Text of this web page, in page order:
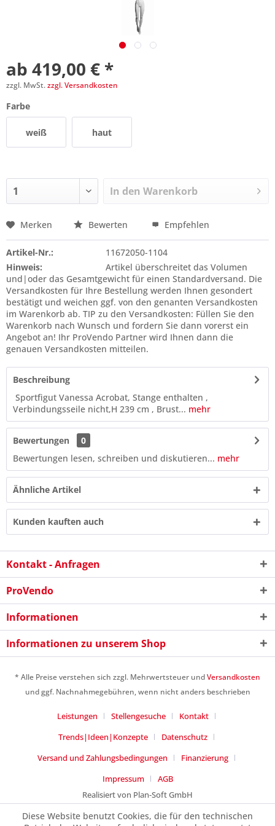
ab 419,00 € *
zzgl. MwSt.zzgl. Versandkosten
Farbe
weiß haut
In den Warenkorb
Preis anfragen
10 - 8 = ?
Ich habe die
verstanden und stimme zu. *
Mit * gekennzeichnete Felder sind Pflichtfelder.
Senden
Merken Bewerten Empfehlen
Artikel-Nr.:
11672050-1104
Hinweis:
Artikel überschreitet das Volumen
und|oder das Gesamtgewicht für einen Standardversand. Die
Versandkosten für Ihre Bestellung werden Ihnen gesondert
bestätigt und weichen ggf. von den genanten Versandkosten
im Warenkorb ab. TIP zu den Versandkosten: Füllen Sie den
Warenkorb nach Wunsch und fordern Sie dann vorerst ein
Angebot an! Ihr ProVendo Partner wird Ihnen dann die
genauen Versandkosten mitteilen.
Beschreibung
Sportfigut Vanessa Acrobat, Stange enthalten ,
Verbindungsseile nicht,H 239 cm , Brust... mehr
Bewertungen
0
Bewertungen lesen, schreiben und diskutieren... mehr
Ähnliche Artikel
Kunden kauften auch
Kontakt - Anfragen
ProVendo
Informationen
Informationen zu unserem Shop
* Alle Preise verstehen sich zzgl. Mehrwertsteuer undVersandkosten
und ggf. Nachnahmegebühren, wenn nicht anders beschrieben
Leistungen Stellengesuche
Kontakt
Trends|Ideen|Konzepte
Datenschutz
Versand und Zahlungsbedingungen
Finanzierung
Impressum
AGB
Realisiert von Plan-Soft GmbH
Diese Website benutzt Cookies, die für den technischen